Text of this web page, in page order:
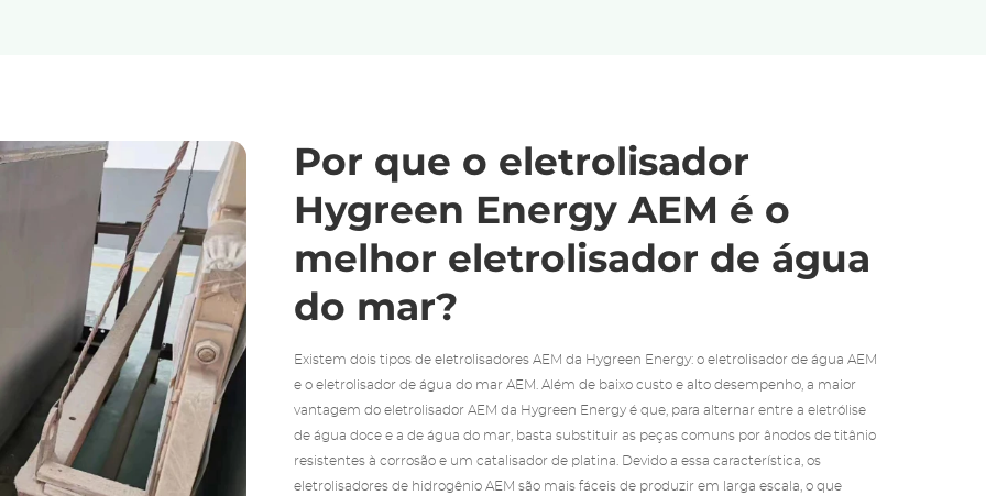
Por que o eletrolisador
Hygreen Energy AEM é o
melhor eletrolisador de água
do mar?
Existem dois tipos de eletrolisadores AEM da Hygreen Energy: o eletrolisador de água AEM
e o eletrolisador de água do mar AEM. Além de baixo custo e alto desempenho, a maior
vantagem do eletrolisador AEM da Hygreen Energy é que, para alternar entre a eletrólise
de água doce e a de água do mar, basta substituir as peças comuns por ânodos de titânio
resistentes à corrosão e um catalisador de platina. Devido a essa característica, os
eletrolisadores de hidrogênio AEM são mais fáceis de produzir em larga escala, o que